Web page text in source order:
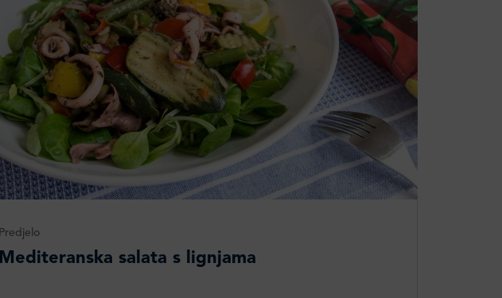
Predjelo
Mediteranska salata s lignjama​